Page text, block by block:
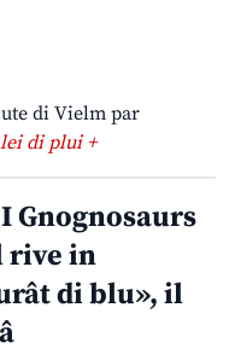
di Vielm par
lei di plui +
I Gnognosaurs
rive in
di blu», il